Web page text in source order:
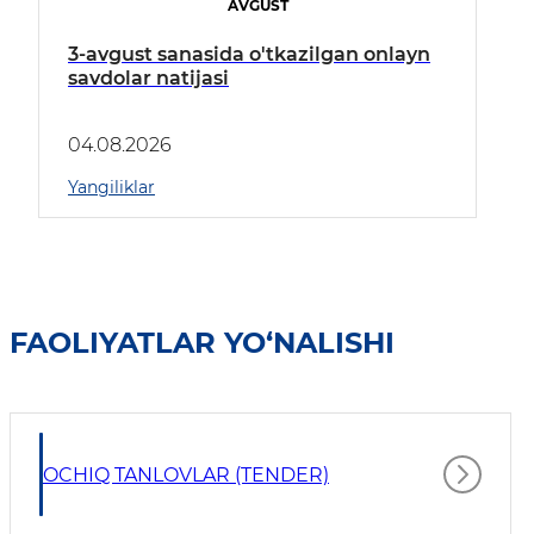
AVGUST
3-avgust sanasida o'tkazilgan onlayn
savdolar natijasi
04.08.2026
Yangiliklar
FAOLIYATLAR YO‘NALISHI
OCHIQ TANLOVLAR (TENDER)